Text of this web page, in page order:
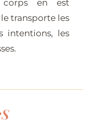
en est
transporte les
intentions, les